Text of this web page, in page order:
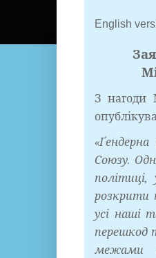
English
З нагоди
Союзу.
розкрити
усі наші
перешкод
межами